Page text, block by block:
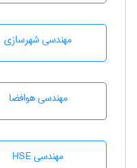
مهندسی شهرسازی
مهندسی هوافضا
مهندسی HSE